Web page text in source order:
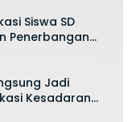
Siswa SD
Penerbangan
layang di
Jadi
Kesadaran